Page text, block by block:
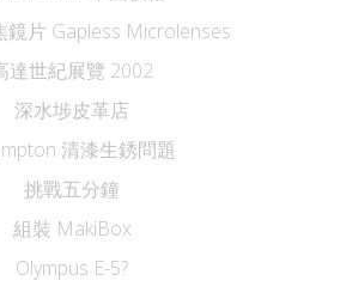
鏡片 Gapless Microlenses
達世紀展覽 2002
深水埗皮革店
清漆生銹問題
挑戰五分鐘
組裝 MakiBox
Olympus E-5?